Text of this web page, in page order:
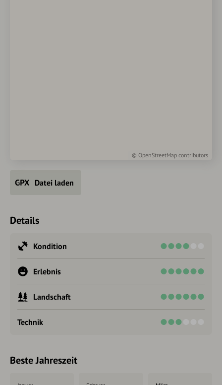
© OpenStreetMap contributors
Datei laden
Details
Kondition
Erlebnis
Landschaft
Technik
Beste Jahreszeit